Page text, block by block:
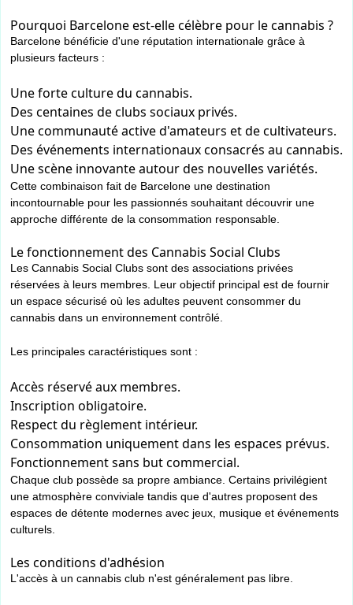
Pourquoi Barcelone est-elle célèbre pour le cannabis ?
Barcelone bénéficie d'une réputation internationale grâce à
plusieurs facteurs :
Une forte culture du cannabis.
Des centaines de clubs sociaux privés.
Une communauté active d'amateurs et de cultivateurs.
Des événements internationaux consacrés au cannabis.
Une scène innovante autour des nouvelles variétés.
Cette combinaison fait de Barcelone une destination
incontournable pour les passionnés souhaitant découvrir une
approche différente de la consommation responsable.
Le fonctionnement des Cannabis Social Clubs
Les Cannabis Social Clubs sont des associations privées
réservées à leurs membres. Leur objectif principal est de fournir
un espace sécurisé où les adultes peuvent consommer du
cannabis dans un environnement contrôlé.
Les principales caractéristiques sont :
Accès réservé aux membres.
Inscription obligatoire.
Respect du règlement intérieur.
Consommation uniquement dans les espaces prévus.
Fonctionnement sans but commercial.
Chaque club possède sa propre ambiance. Certains privilégient
une atmosphère conviviale tandis que d'autres proposent des
espaces de détente modernes avec jeux, musique et événements
culturels.
Les conditions d'adhésion
L'accès à un cannabis club n'est généralement pas libre.